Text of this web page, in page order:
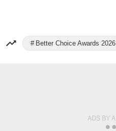
Better Choice Awards 2026